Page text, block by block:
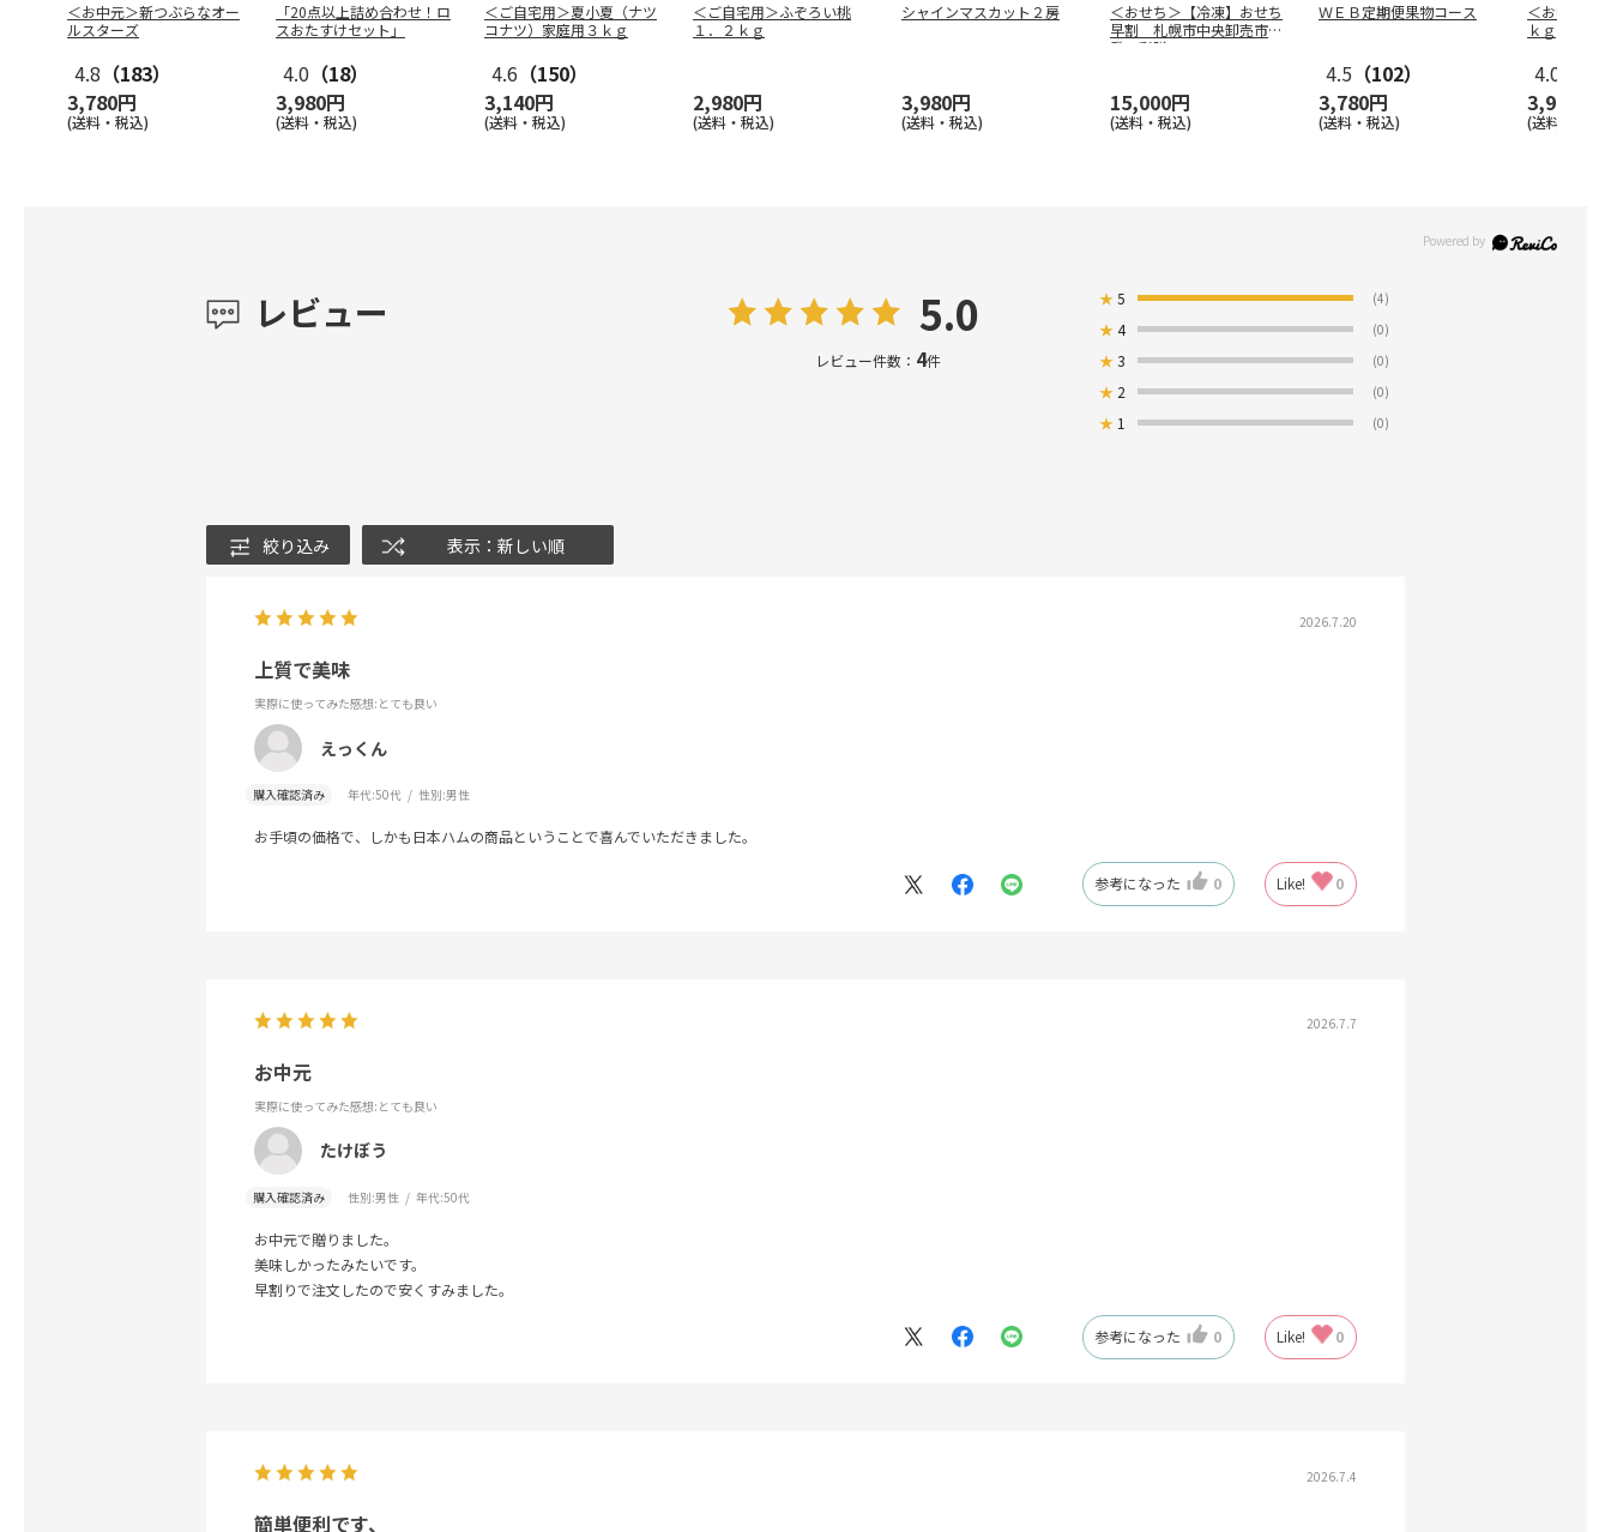
＜お中元＞新つぶらなオー
ルスターズ
4.8 （183）
3,780円
(送料・税込)
「20点以上詰め合わせ！ロ
スおたすけセット」
4.0 （18）
3,980円
(送料・税込)
＜ご自宅用＞夏小夏（ナツ
コナツ）家庭用３ｋｇ
4.6 （150）
3,140円
(送料・税込)
＜ご自宅用＞ふぞろい桃
１．２ｋｇ
2,980円
(送料・税込)
シャインマスカット２房
3,980円
(送料・税込)
＜おせち＞【冷凍】おせち
早割 札幌市中央卸売市場
発 彩膳
15,000円
(送料・税込)
ＷＥＢ定期便果物コース
4.5 （102）
3,780円
(送料・税込)
＜お中元＞
ｋｇ
4.0
3,980円
(送料・税込)
レビュー 5.0
レビュー件数： 4件
★5 (4)
★4 (0)
★3 (0)
★ 2 (0)
★ 1 (0)
絞り込み 表示：新しい順
2026.7.20
上質で美味
実際に使ってみた感想:とても良い
えっくん
購入確認済み 年代:50代 性別:男性
お手頃の価格で、しかも日本ハムの商品ということで喜んでいただきました。
参考になった 0 Like! 0
2026.7.7
お中元
実際に使ってみた感想:とても良い
たけぼう
購入確認済み 性別:男性 年代:50代
お中元で贈りました。
美味しかったみたいです。
早割りで注文したので安くすみました。
参考になった 0 Like! 0
2026.7.4
簡単便利です、